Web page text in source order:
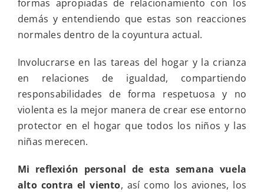
el
formas apropiadas de relacionamiento con los
demás y entendiendo que estas son reacciones
normales dentro de la coyuntura actual.
Involucrarse en las tareas del hogar y la crianza
en relaciones de igualdad, compartiendo
responsabilidades de forma respetuosa y no
violenta es la mejor manera de crear ese entorno
protector en el hogar que todos los niños y las
niñas merecen.
Mi reflexión personal de esta semana vuela
alto contra el viento, así como los aviones, los